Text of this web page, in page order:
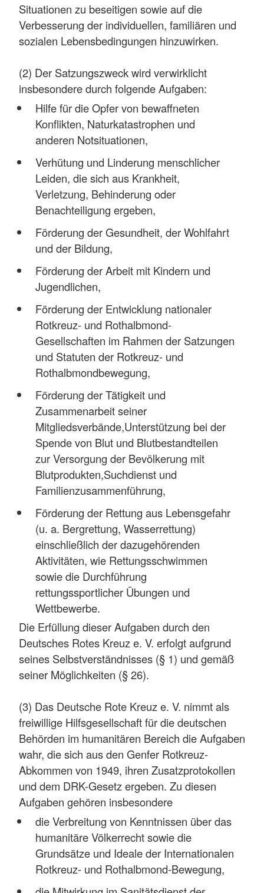
Situationen zu beseitigen sowie auf die
Verbesserung der individuellen, familiären und
sozialen Lebensbedingungen hinzuwirken.
(2) Der Satzungszweck wird verwirklicht
insbesondere durch folgende Aufgaben:
Hilfe für die Opfer von bewaffneten
Konflikten, Naturkatastrophen und
anderen Notsituationen,
Verhütung und Linderung menschlicher
Leiden, die sich aus Krankheit,
Verletzung, Behinderung oder
Benachteiligung ergeben,
Förderung der Gesundheit, der Wohlfahrt
und der Bildung,
Förderung der Arbeit mit Kindern und
Jugendlichen,
Förderung der Entwicklung nationaler
Rotkreuz- und Rothalbmond-
Gesellschaften im Rahmen der Satzungen
und Statuten der Rotkreuz- und
Rothalbmondbewegung,
Förderung der Tätigkeit und
Zusammenarbeit seiner
Mitgliedsverbände,Unterstützung bei der
Spende von Blut und Blutbestandteilen
zur Versorgung der Bevölkerung mit
Blutprodukten,Suchdienst und
Familienzusammenführung,
Förderung der Rettung aus Lebensgefahr
(u. a. Bergrettung, Wasserrettung)
einschließlich der dazugehörenden
Aktivitäten, wie Rettungsschwimmen
sowie die Durchführung
rettungssportlicher Übungen und
Wettbewerbe.
Die Erfüllung dieser Aufgaben durch den
Deutsches Rotes Kreuz e. V. erfolgt aufgrund
seines Selbstverständnisses (§ 1) und gemäß
seiner Möglichkeiten (§ 26).
(3) Das Deutsche Rote Kreuz e. V. nimmt als
freiwillige Hilfsgesellschaft für die deutschen
Behörden im humanitären Bereich die Aufgaben
wahr, die sich aus den Genfer Rotkreuz-
Abkommen von 1949, ihren Zusatzprotokollen
und dem DRK-Gesetz ergeben. Zu diesen
Aufgaben gehören insbesondere
die Verbreitung von Kenntnissen über das
humanitäre Völkerrecht sowie die
Grundsätze und Ideale der Internationalen
Rotkreuz- und Rothalbmond-Bewegung,